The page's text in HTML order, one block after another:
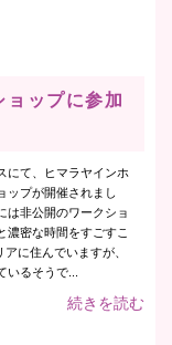
ョップに参加
にて、ヒマラヤインホ
ップが開催されまし
は非公開のワークショ
濃密な時間をすごすこ
に住んでいますが、
るそうで...
続きを読む